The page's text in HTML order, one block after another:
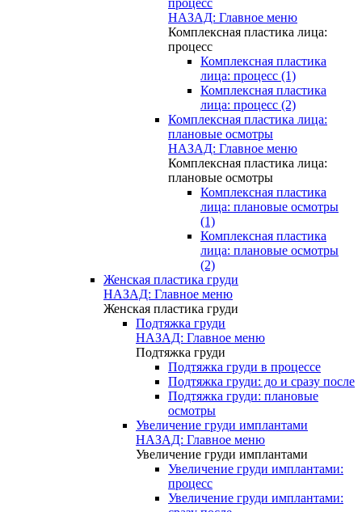
процесс
НАЗАД: Главное меню
Комплексная пластика лица:
процесс
Комплексная пластика
лица: процесс (1)
Комплексная пластика
лица: процесс (2)
Комплексная пластика лица:
плановые осмотры
НАЗАД: Главное меню
Комплексная пластика лица:
плановые осмотры
Комплексная пластика
лица: плановые осмотры
(1)
Комплексная пластика
лица: плановые осмотры
(2)
Женская пластика груди
НАЗАД: Главное меню
Женская пластика груди
Подтяжка груди
НАЗАД: Главное меню
Подтяжка груди
Подтяжка груди в процессе
Подтяжка груди: до и сразу после
Подтяжка груди: плановые
осмотры
Увеличение груди имплантами
НАЗАД: Главное меню
Увеличение груди имплантами
Увеличение груди имплантами:
процесс
Увеличение груди имплантами: